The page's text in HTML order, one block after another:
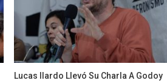
Lucas Ilardo Llevó Su Charla A Godoy